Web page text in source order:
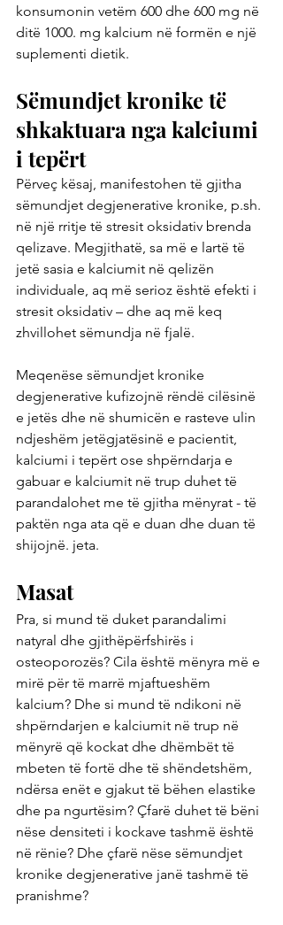
konsumonin vetëm 600 dhe 600 mg në
ditë 1000. mg kalcium në formën e një
suplementi dietik.
Sëmundjet kronike të
shkaktuara nga kalciumi
i tepërt
Përveç kësaj, manifestohen të gjitha
sëmundjet degjenerative kronike, p.sh.
në një rritje të stresit oksidativ brenda
qelizave. Megjithatë, sa më e lartë të
jetë sasia e kalciumit në qelizën
individuale, aq më serioz është efekti i
stresit oksidativ – dhe aq më keq
zhvillohet sëmundja në fjalë.
Meqenëse sëmundjet kronike
degjenerative kufizojnë rëndë cilësinë
e jetës dhe në shumicën e rasteve ulin
ndjeshëm jetëgjatësinë e pacientit,
kalciumi i tepërt ose shpërndarja e
gabuar e kalciumit në trup duhet të
parandalohet me të gjitha mënyrat - të
paktën nga ata që e duan dhe duan të
shijojnë. jeta.
Masat
Pra, si mund të duket parandalimi
natyral dhe gjithëpërfshirës i
osteoporozës? Cila është mënyra më e
mirë për të marrë mjaftueshëm
kalcium? Dhe si mund të ndikoni në
shpërndarjen e kalciumit në trup në
mënyrë që kockat dhe dhëmbët të
mbeten të fortë dhe të shëndetshëm,
ndërsa enët e gjakut të bëhen elastike
dhe pa ngurtësim? Çfarë duhet të bëni
nëse densiteti i kockave tashmë është
në rënie? Dhe çfarë nëse sëmundjet
kronike degjenerative janë tashmë të
pranishme?